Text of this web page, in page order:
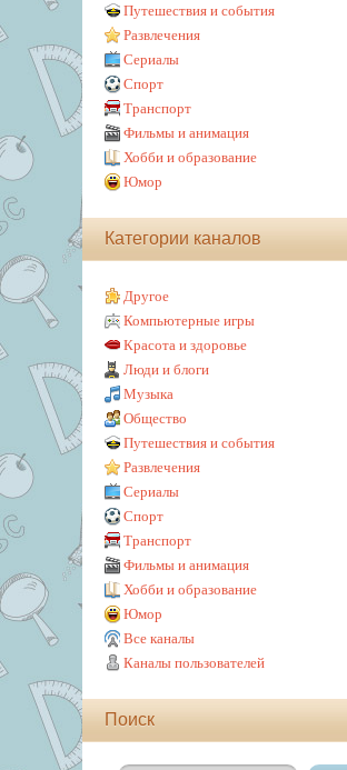
Путешествия и события
Развлечения
Сериалы
Спорт
Транспорт
Фильмы и анимация
Хобби и образование
Юмор
Категории каналов
Другое
Компьютерные игры
Красота и здоровье
Люди и блоги
Музыка
Общество
Путешествия и события
Развлечения
Сериалы
Спорт
Транспорт
Фильмы и анимация
Хобби и образование
Юмор
Все каналы
Каналы пользователей
Поиск